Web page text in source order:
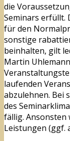
die
Seminars erfüllt.
für den
sonstige
beinhalten, gilt
Martin
laufenden
abzulehnen. Bei
des
fällig. Ansonsten
Leistungen (ggf.